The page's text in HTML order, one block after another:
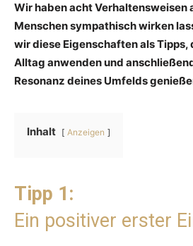
Wir haben acht Verhaltensweisen
Menschen sympathisch wirken
wir diese Eigenschaften als Tipps,
Alltag anwenden und
Resonanz deines Umfelds
Inhalt Anzeigen
Tipp 1:
Ein positiver erster